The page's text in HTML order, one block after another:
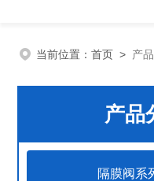
当前位置： 首页 > 产
产品
隔膜阀系